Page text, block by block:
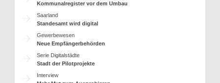
Kommunalregister vor dem Umbau
Saarland
Standesamt wird digital
Gewerbewesen
Neue Empfängerbehörden
Serie Digitalstädte
Stadt der Pilotprojekte
Interview